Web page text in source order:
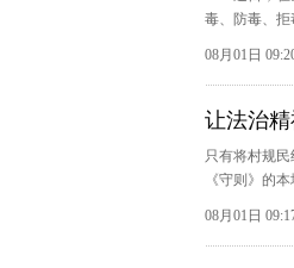
毒、防毒、
08月01日
让法治
只有将村规
《守则》的
08月01日